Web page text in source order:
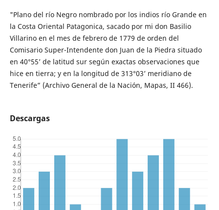
"Plano del río Negro nombrado por los indios río Grande en
la Costa Oriental Patagonica, sacado por mi don Basilio
Villarino en el mes de febrero de 1779 de orden del
Comisario Super-Intendente don Juan de la Piedra situado
en 40°55’ de latitud sur según exactas observaciones que
hice en tierra; y en la longitud de 313°03’ meridiano de
Tenerife” (Archivo General de la Nación, Mapas, II 466).
Descargas